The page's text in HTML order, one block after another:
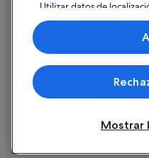
Documentos para viajes
© 2026 Expedia, Inc., una
derechos reservados. Expedia
comerciales o marcas
Utilizar datos de
activamente las
identificación.
y/o acceder a ella.
medición de publicidad y
audiencia y desarrollo de
Lista de asociados
Mostrar